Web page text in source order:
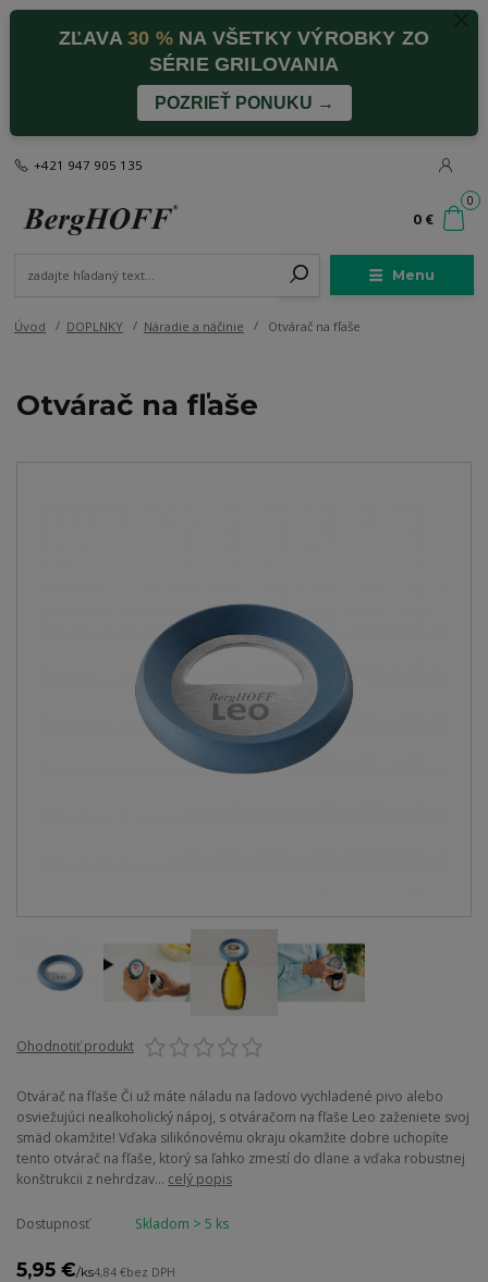
ZĽAVA30 %NA VŠETKY VÝROBKY ZO
SÉRIE GRILOVANIA
POZRIEŤ PONUKU →
Menu
+421 947 905 135
0
0 €
Úvod DOPLNKY Náradie a náčinie Otvárač na fľaše
Otvárač na fľaše
Ohodnotiť produkt
Otvárač na fľaše Či už máte náladu na ľadovo vychladené pivo alebo
osviežujúci nealkoholický nápoj, s otváračom na fľaše Leo zaženiete svoj
smäd okamžite! Vďaka silikónovému okraju okamžite dobre uchopíte
tento otvárač na fľaše, ktorý sa ľahko zmestí do dlane a vďaka robustnej
konštrukcii z nehrdzav... celý popis
Dostupnosť Skladom > 5 ks
5,95 €/ks4,84 €bez DPH